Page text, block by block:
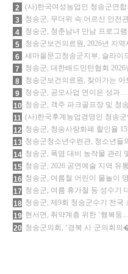
2
(사)한국여성농업인 청송군연합
3
청송군, 무더위 속 어르신 안전
4
청송군, 청춘남녀 만남 프로그램
5
청송군보건의료원, 2026년 지역
6
새마을문고청송군지부, 슬라이
7
청송군, 대한배드민턴협회 2026
8
청송군보건의료원, 찾아가는 아
9
청송군, 공모사업 연이은 성과
10 청송군, 객주 파크골프장 및 청
11 (사)한국후계농업경영인 청송군
12 청송군, 청송사랑화폐 할인율
13 청송군청소년수련관, 청소년들
14 청송군, 폭염 대비 농작물 관리
15 청송군, 2026 공연예술 지역 유
16 청송군, 여름철 어린이 물놀이
17 청송군, 여름 휴가철 등 성수기
18 청송군, 제9회 청송군수기 전국
19 현서면, 취약계층 위한 ‘행복둥...
20 청송군의회, ‘경북 시·군의회의